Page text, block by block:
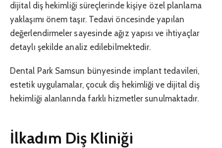
dijital diş hekimliği süreçlerinde kişiye özel planlama
yaklaşımı önem taşır. Tedavi öncesinde yapılan
değerlendirmeler sayesinde ağız yapısı ve ihtiyaçlar
detaylı şekilde analiz edilebilmektedir.
Dental Park Samsun bünyesinde implant tedavileri,
estetik uygulamalar, çocuk diş hekimliği ve dijital diş
hekimliği alanlarında farklı hizmetler sunulmaktadır.
İlkadım Diş Kliniği